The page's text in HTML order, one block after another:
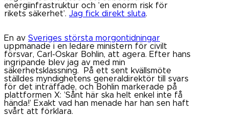
energiinfrastruktur och ’en enorm risk för
rikets säkerhet’. Jag fick direkt sluta.
En av Sveriges största morgontidningar
uppmanade i en ledare ministern för civilt
försvar, Carl-Oskar Bohlin, att agera. Efter hans
ingripande blev jag av med min
säkerhetsklassning. På ett sent kvällsmöte
ställdes myndighetens generaldirektör till svars
för det inträffade, och Bohlin markerade på
plattformen X: ’Sånt här ska helt enkel inte få
hända!’ Exakt vad han menade har han sen haft
svårt att förklara.